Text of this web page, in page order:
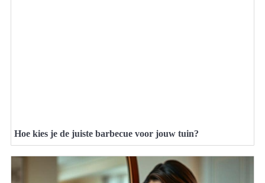
Hoe kies je de juiste barbecue voor jouw tuin?